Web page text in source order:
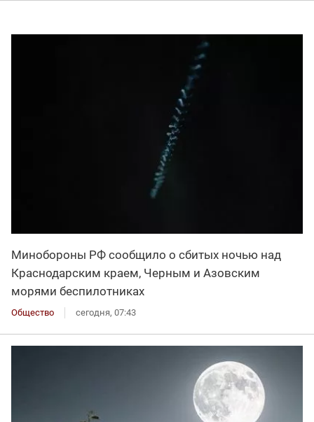
Минобороны РФ сообщило о сбитых ночью над
Краснодарским краем, Черным и Азовским
морями беспилотниках
Общество сегодня, 07:43